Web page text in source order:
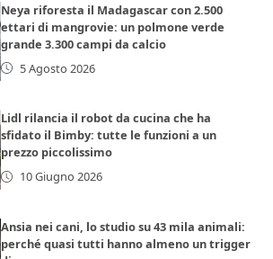
Neya riforesta il Madagascar con 2.500
ettari di mangrovie: un polmone verde
grande 3.300 campi da calcio
5 Agosto 2026
Lidl rilancia il robot da cucina che ha
sfidato il Bimby: tutte le funzioni a un
prezzo piccolissimo
10 Giugno 2026
Ansia nei cani, lo studio su 43 mila animali:
perché quasi tutti hanno almeno un trigger